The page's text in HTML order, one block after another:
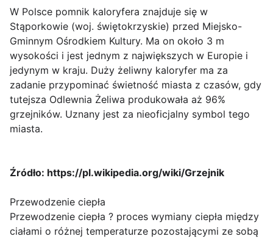
W Polsce pomnik kaloryfera znajduje się w
Stąporkowie (woj. świętokrzyskie) przed Miejsko-
Gminnym Ośrodkiem Kultury. Ma on około 3 m
wysokości i jest jednym z największych w Europie i
jedynym w kraju. Duży żeliwny kaloryfer ma za
zadanie przypominać świetność miasta z czasów, gdy
tutejsza Odlewnia Żeliwa produkowała aż 96%
grzejników. Uznany jest za nieoficjalny symbol tego
miasta.
Źródło: https://pl.wikipedia.org/wiki/Grzejnik
Przewodzenie ciepła
Przewodzenie ciepła ? proces wymiany ciepła między
ciałami o różnej temperaturze pozostającymi ze sobą